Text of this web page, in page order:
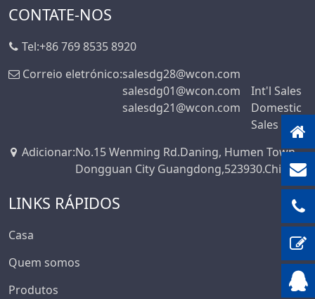
CONTATE-NOS
Tel:+86 769 8535 8920
Correio eletrónico:salesdg28@wcon.com
salesdg01@wcon.com
Int'l Sales
salesdg21@wcon.com
Domestic
Sales
Adicionar:No.15 Wenming Rd.Daning, Humen Town,
Dongguan City Guangdong,523930.China
LINKS RÁPIDOS
Casa
Quem somos
Produtos